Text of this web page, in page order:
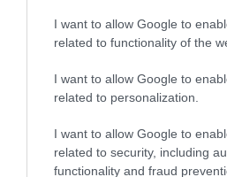
I want to allow Google to
related to functionality of the
I want to allow Google to
related to personalization.
I want to allow Google to
related to security, including
functionality and fraud
έχασε τη ζωή της
10.08.2026 | 13:40
Προσοχή στις μεταφορές με
10.08.2026 | 13:20